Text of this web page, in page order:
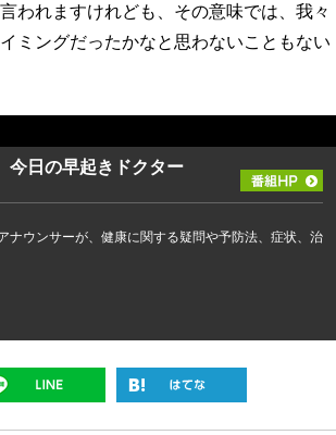
われますけれども、その意味では、我々
ミングだったかなと思わないこともない
日の早起きドクター
ナウンサーが、健康に関する疑問や予防法、症状、治